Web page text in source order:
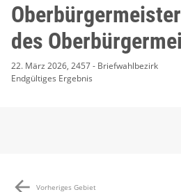
des
22. März 2026, 2457 - Briefwahlbezirk
Endgültiges Ergebnis
arrow_back Vorheriges Gebiet